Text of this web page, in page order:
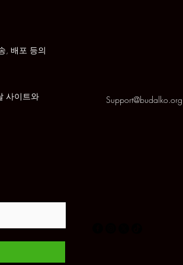
, 배포 등의
사이트와
Support@budalko.org